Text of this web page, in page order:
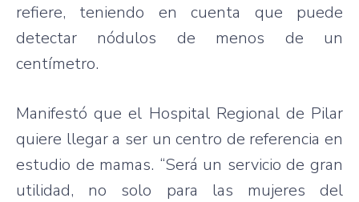
refiere, teniendo en cuenta que puede
detectar nódulos de menos de un
centímetro.
Manifestó que el Hospital Regional de Pilar
quiere llegar a ser un centro de referencia en
estudio de mamas. “Será un servicio de gran
utilidad, no solo para las mujeres del